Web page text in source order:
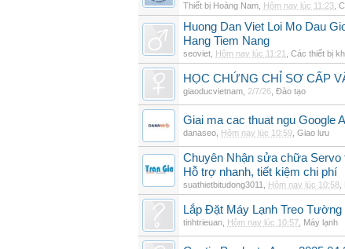
Thiết bị Hoàng Nam Hôm nay lúc 11:23
Huong Dan Viet Loi Mo Dau
Hang Tiem Nang
seoviet Hôm nay lúc 11:21 Các thiết bị
HỌC CHỨNG CHỈ SƠ CẤP
giaoducvietnam 2/7/26 Đào tạo
Giai ma cac thuat ngu Google
danaseo Hôm nay lúc 10:59 Giao lưu
Chuyên Nhận sửa chữa Servo
Hỗ trợ nhanh, tiết kiệm chi phí
suathietbitudong3011 Hôm nay lúc 10:58
Lắp Đặt Máy Lạnh Treo
tinhtrieuan Hôm nay lúc 10:57 Máy lạnh